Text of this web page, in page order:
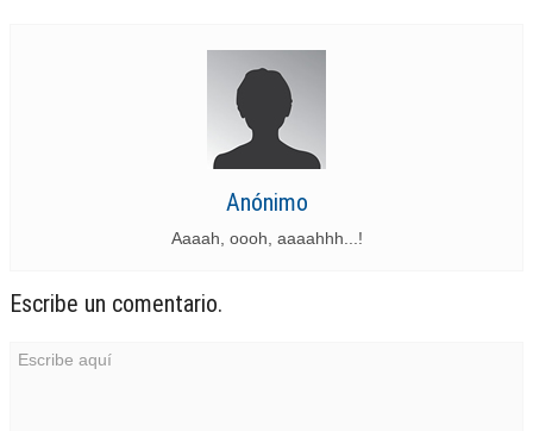
Anónimo
Aaaah, oooh, aaaahhh...!
Escribe un comentario.